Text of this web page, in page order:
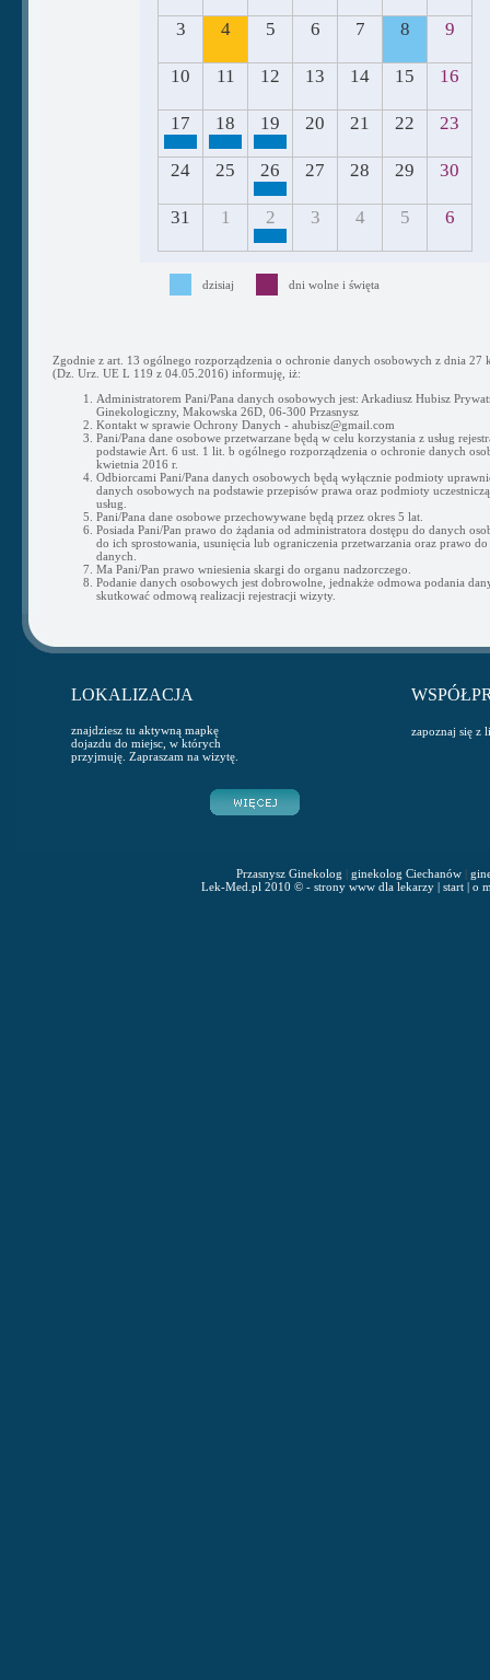
3 4 5 6 7 8 9
10 11 12 13 14 15 16
17 18 19 20 21 22 23
24 25 26 27 28 29 30
31 1 2 3 4 5 6
dzisiaj dni wolne i święta
Zgodnie z art. 13 ogólnego rozporządzenia o ochronie danych osobowych z dnia 27
(Dz. Urz. UE L 119 z 04.05.2016) informuję, iż:
Administratorem Pani/Pana danych osobowych jest: Arkadiusz Hubisz
Ginekologiczny, Makowska 26D, 06-300 Przasnysz
Kontakt w sprawie Ochrony Danych - ahubisz@gmail.com
Pani/Pana dane osobowe przetwarzane będą w celu korzystania z usług
podstawie Art. 6 ust. 1 lit. b ogólnego rozporządzenia o ochronie danych
kwietnia 2016 r.
Odbiorcami Pani/Pana danych osobowych będą wyłącznie podmioty
danych osobowych na podstawie przepisów prawa oraz podmioty
usług.
Pani/Pana dane osobowe przechowywane będą przez okres 5 lat.
Posiada Pani/Pan prawo do żądania od administratora dostępu do danych
do ich sprostowania, usunięcia lub ograniczenia przetwarzania oraz prawo do
danych.
Ma Pani/Pan prawo wniesienia skargi do organu nadzorczego.
Podanie danych osobowych jest dobrowolne, jednakże odmowa podania
skutkować odmową realizacji rejestracji wizyty.
LOKALIZACJA
znajdziesz tu aktywną mapkę
dojazdu do miejsc, w których
przyjmuję. Zapraszam na wizytę.
zapoznaj się z
Przasnysz Ginekolog | ginekolog Ciechanów|
Lek-Med.pl 2010 © - strony www dla lekarzy| start| o